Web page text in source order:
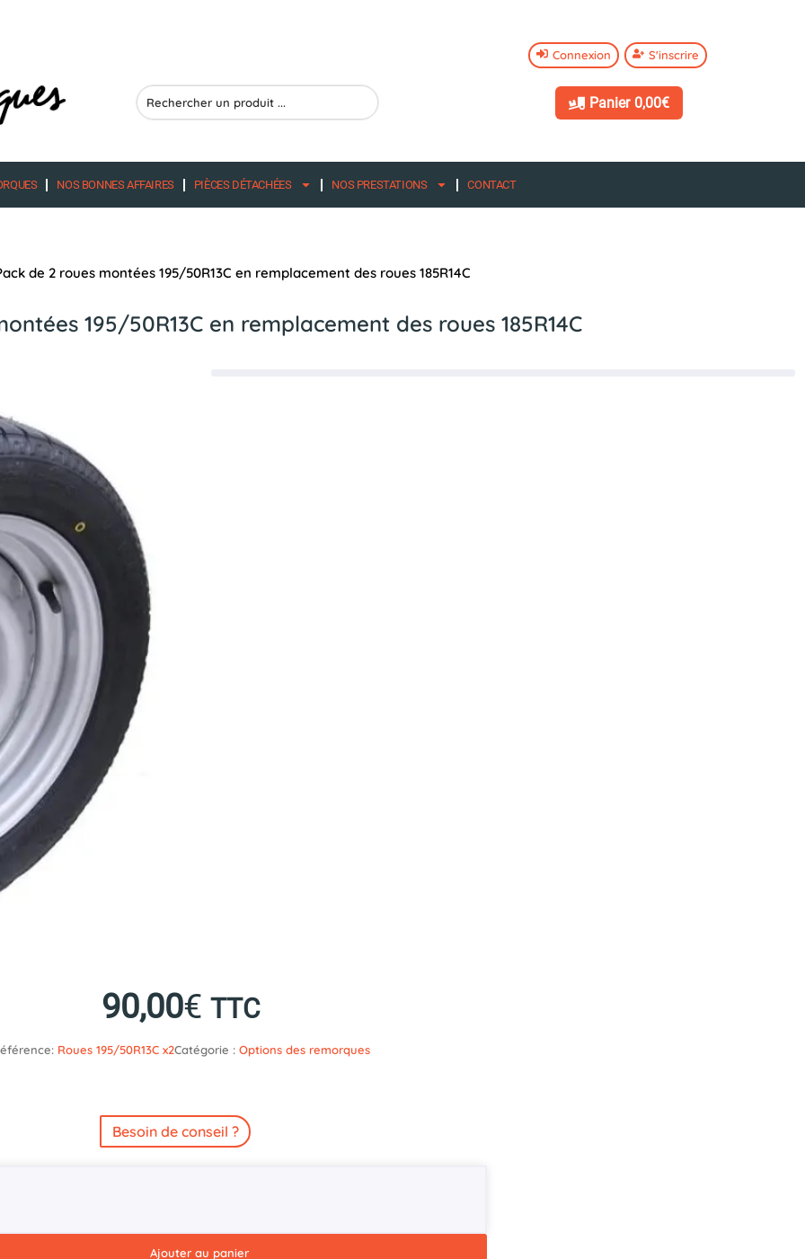
Search
...
Connexion S'inscrire
Panier 0,00€
NOS BONNES AFFAIRES PIÈCES DÉTACHÉES NOS PRESTATIONS CONTACT
195/50R13C en remplacement des roues 185R14C
de 2 roues montées 195/50R13C en remplacement des roues 185R14C
90,00€ TTC
Roues 195/50R13C x2Catégorie : Options des remorques
Besoin de conseil ?
Ajouter au panier